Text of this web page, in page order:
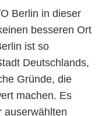
Berlin in dieser
besseren Ort
ist so
Deutschlands,
Gründe, die
machen. Es
auserwählten